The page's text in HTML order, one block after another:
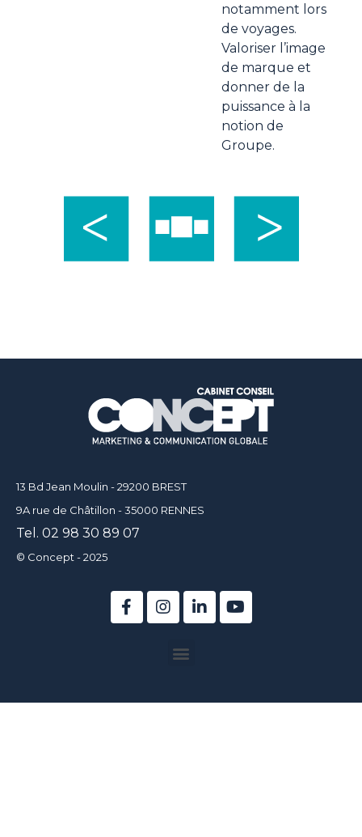
notamment lors
de voyages.
Valoriser l’image
de marque et
donner de la
puissance à la
notion de
Groupe.
13 Bd Jean Moulin - 29200 BREST
9A rue de Châtillon - 35000 RENNES
Tel. 02 98 30 89 07
© Concept - 2025